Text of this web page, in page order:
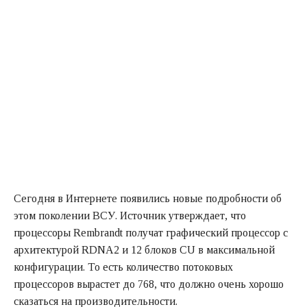
Сегодня в Интернете появились новые подробности об
этом поколении ВСУ. Источник утверждает, что
процессоры Rembrandt получат графический процессор с
архитектурой RDNA2 и 12 блоков CU в максимальной
конфигурации. То есть количество потоковых
процессоров вырастет до 768, что должно очень хорошо
сказаться на производительности.